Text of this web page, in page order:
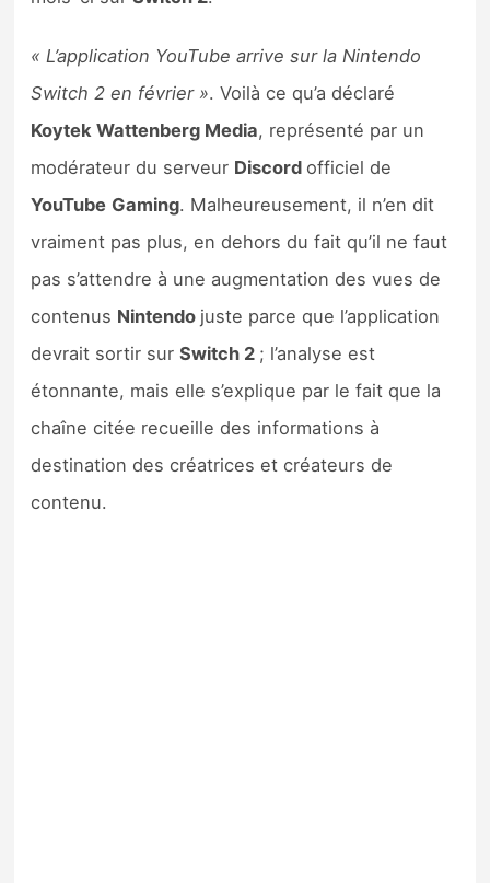
Bons plans
Guides
« L’application YouTube arrive sur la Nintendo
Switch 2 en février ». Voilà ce qu’a déclaré
Koytek Wattenberg Media, représenté par un
modérateur du serveur Discordofficiel de
YouTube Gaming. Malheureusement, il n’en dit
vraiment pas plus, en dehors du fait qu’il ne faut
pas s’attendre à une augmentation des vues de
contenus Nintendo juste parce que l’application
devrait sortir surSwitch 2 ; l’analyse est
étonnante, mais elle s’explique par le fait que la
chaîne citée recueille des informations à
destination des créatrices et créateurs de
contenu.